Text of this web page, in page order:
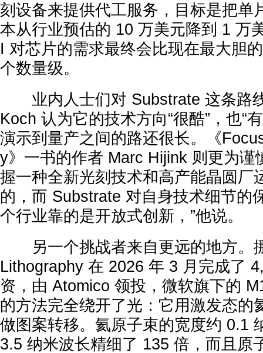
刻设备来提供代工服务，目标是把单
本从行业预估的 10 万美元降到 1 万
I 对芯片的需求最终会比现在最大胆
个数量级。
业内人士们对 Substrate 这条路
Koch 认为它的技术方向“很酷”，也“
演示到量产之间的路还很长。《
y》一书的作者 Marc Hijink 则更为谨
握一种全新光刻技术和高产能晶圆厂
的，而 Substrate 对自身技术细节的
个行业靠的是开放式创新，”他说。
另一个挑战者来自更远的地方。
Lithography 在 2026 年 3 月完成了
资，由 Atomico 领投，微软旗下的
的方法完全绕开了光：它用激发态的
做图案转移。氦原子束的宽度约 0.1
3.5 纳米波长精细了 135 倍，而且原